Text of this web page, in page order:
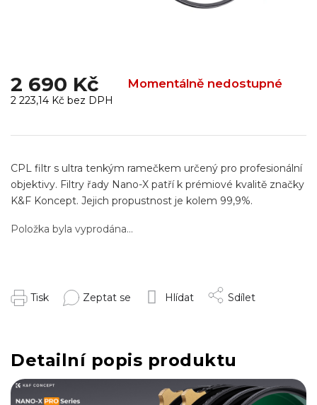
2 690 Kč Momentálně nedostupné
2 223,14 Kč bez DPH
cena:
Položka byla vyprodána…
CPL filtr s ultra tenkým ramečkem určený pro profesionální
objektivy. Filtry řady Nano-X patří k prémiové kvalitě značky
K&F Koncept. Jejich propustnost je kolem 99,9%.
Tisk Zeptat se Hlídat Sdílet
Detailní popis produktu